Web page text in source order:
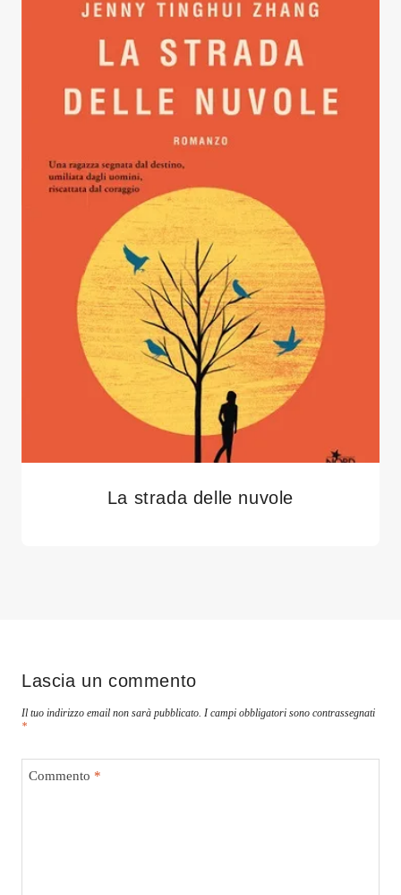
La strada delle nuvole
Lascia un commento
Il tuo indirizzo email non sarà pubblicato. I campi obbligatori sono contrassegnati
*
Commento *